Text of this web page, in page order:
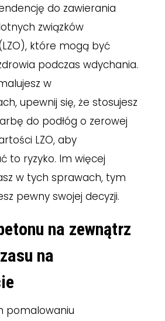
do zawierania
związków
które mogą być
podczas wdychania.
w
upewnij się, że stosujesz
do podłóg o zerowej
LZO, aby
to ryzyko. Im więcej
w tych sprawach, tym
pewny swojej decyzji.
na zewnątrz
na
pomalowaniu